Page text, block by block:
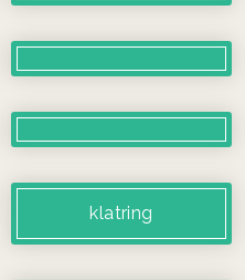
klatring